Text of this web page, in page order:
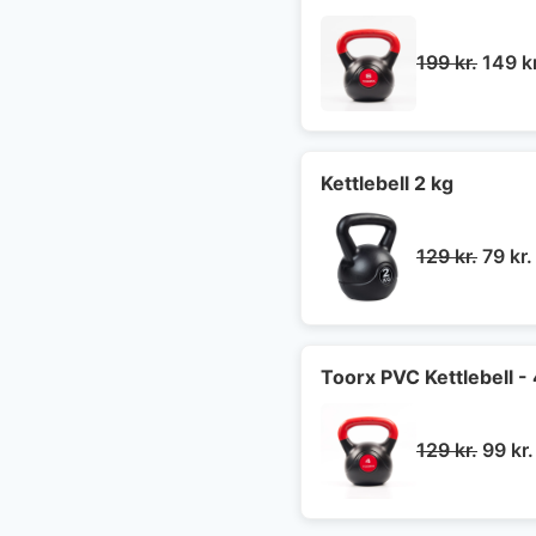
199kr. Den
149
Kettlebell 2 kg
129kr. Den
129
79 kr.
Toorx PVC Kettlebell -
129kr. Den
99 kr.